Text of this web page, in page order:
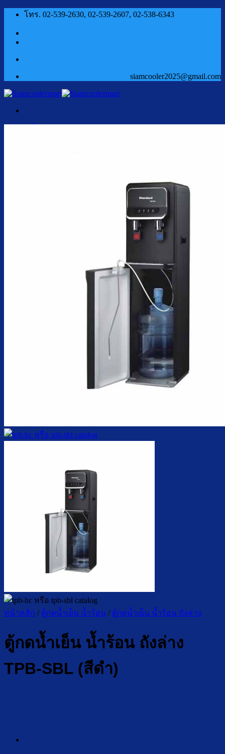
ข้าม
โทร. 02-539-2630, 02-539-2607, 02-538-6343
siamcooler2025@gmail.com
ตู้กดน้ำเย็น น้ำร้อน ถังล่าง
ตู้กดน้ำเย็น น้ำร้อน กรองในตัว
ตู้กดน้ำเย็น น้ำร้อน ต่อท่อประปา
ตู้กดน้ำเย็น น้ำร้อน สแตนเลส
ตู้กดน้ำเย็น มือกดเท้าเหยียบ
เปลี่ยนไส้กรองน้ำ
หน้าหลัก / ตู้กดน้ำเย็น น้ำร้อน / ตู้กดน้ำเย็น น้ำร้อน ถังล่าง
ตู้กดน้ำเย็น น้ำร้อน ถังล่าง
TPB-SBL (สีดำ)